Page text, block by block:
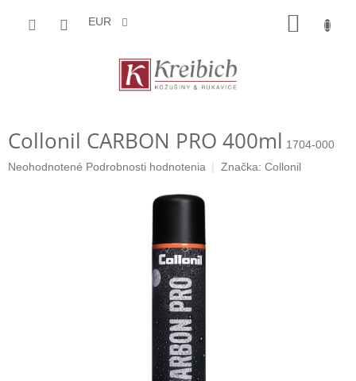
EUR
Collonil CARBON PRO 400ml 1704-000
Priemerné
Neohodnotené Podrobnosti hodnotenia Značka: Collonil